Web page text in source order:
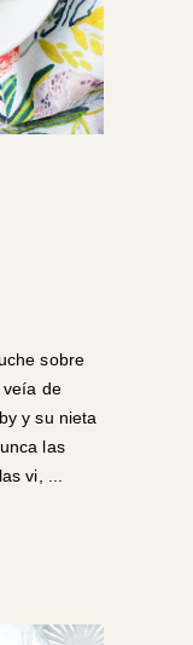
sobre
veía de
y su nieta
las
vi,